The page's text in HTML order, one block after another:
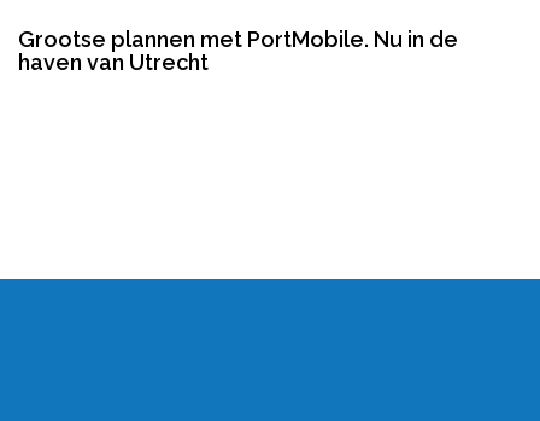
Grootse plannen met PortMobile. Nu in de
haven van Utrecht